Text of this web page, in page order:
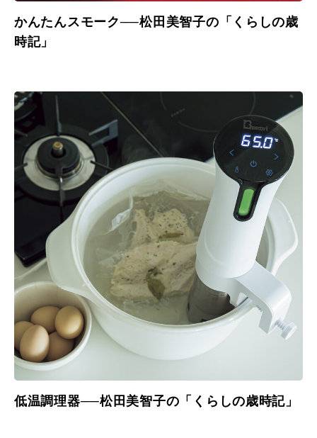
かんたんスモーク──松田美智子の「くらしの歳
時記」
低温調理器──松田美智子の「くらしの歳時記」